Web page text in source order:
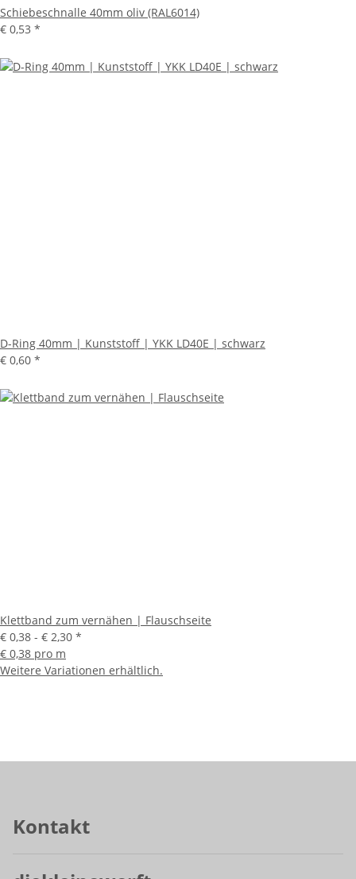
Schiebeschnalle 40mm oliv (RAL6014)
€ 0,53 *
D-Ring 40mm | Kunststoff | YKK LD40E | schwarz
€ 0,60 *
Klettband zum vernähen | Flauschseite
€ 0,38 - € 2,30 *
€ 0,38 pro m
Weitere Variationen erhältlich.
Kontakt